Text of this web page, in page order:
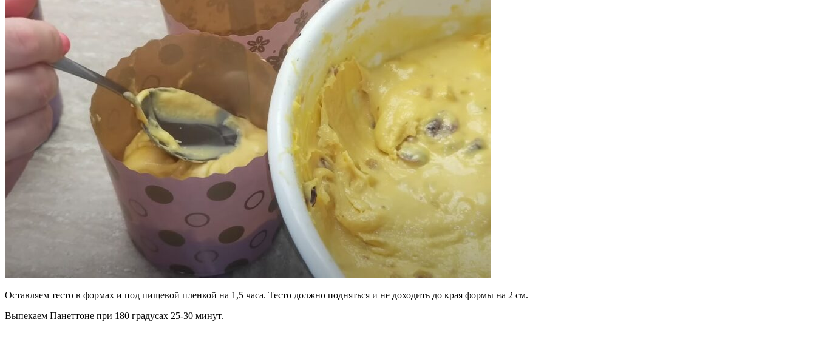
Оставляем тесто в формах и под пищевой пленкой на 1,5 часа. Тесто должно подняться и не доходить до края формы на 2 см.
Выпекаем Панеттоне при 180 градусах 25-30 минут.